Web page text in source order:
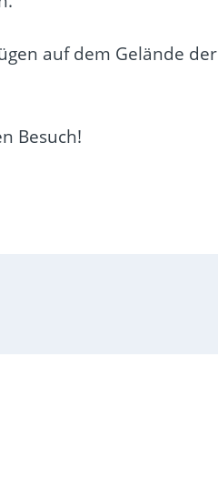
auf dem Gelände der
Besuch!